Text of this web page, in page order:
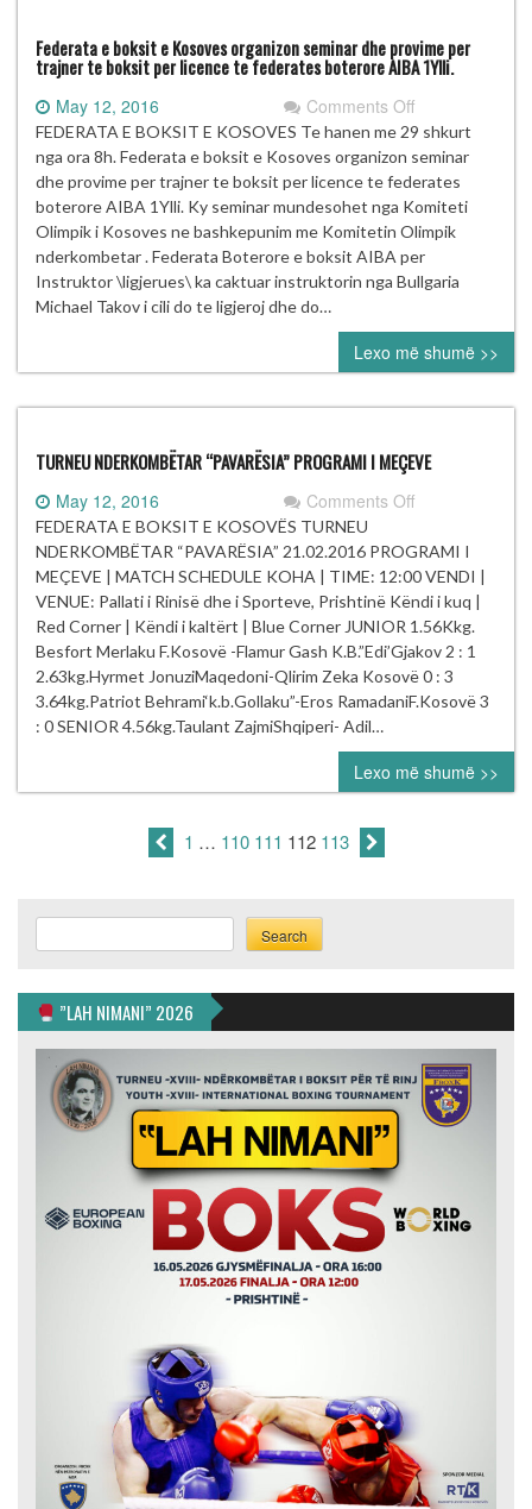
Federata e boksit e Kosoves organizon seminar dhe provime per
trajner te boksit per licence te federates boterore AIBA 1Ylli.
May 12, 2016 Comments Offon
Federata
e
boksit
e
Kosoves
organizon
seminar
provime
per
trajner
te
per
te
boterore
AIBA
1Ylli.
FEDERATA E BOKSIT E KOSOVES Te hanen me 29 shkurt
nga ora 8h. Federata e boksit e Kosoves organizon seminar
dhe provime per trajner te boksit per licence te federates
boterore AIBA 1Ylli. Ky seminar mundesohet nga Komiteti
Olimpik i Kosoves ne bashkepunim me Komitetin Olimpik
nderkombetar . Federata Boterore e boksit AIBA per
Instruktor \ligjerues\ ka caktuar instruktorin nga Bullgaria
Michael Takov i cili do te ligjeroj dhe do…
Lexo më shumë >>
TURNEU NDERKOMBËTAR “PAVARËSIA” PROGRAMI I MEÇEVE
May 12, 2016 Comments Offon
“PAVARËSIA”
PROGRAMI
I
MEÇEVE
FEDERATA E BOKSIT E KOSOVËS TURNEU
NDERKOMBËTAR “PAVARËSIA” 21.02.2016 PROGRAMI I
MEÇEVE | MATCH SCHEDULE KOHA | TIME: 12:00 VENDI |
VENUE: Pallati i Rinisë dhe i Sporteve, Prishtinë Këndi i kuq |
Red Corner | Këndi i kaltërt | Blue Corner JUNIOR 1.56Kkg.
Besfort Merlaku F.Kosovë -Flamur Gash K.B.”Edi’Gjakov 2 : 1
2.63kg.Hyrmet JonuziMaqedoni-Qlirim Zeka Kosovë 0 : 3
3.64kg.Patriot Behrami‘k.b.Gollaku”-Eros RamadaniF.Kosovë 3
: 0 SENIOR 4.56kg.Taulant ZajmiShqiperi- Adil…
Lexo më shumë >>
1 … 110 111 112 113
Search Search
”LAH NIMANI” 2026